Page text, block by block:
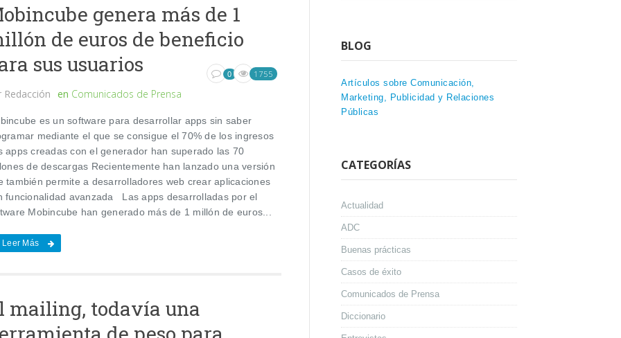
genera más de 1
de euros de beneficio
sus usuarios
Redacción en Comunicados de Prensa
0 1755
es un software para desarrollar apps sin saber
mediante el que se consigue el 70% de los ingresos
apps creadas con el generador han superado las 70
de descargas Recientemente han lanzado una versión
también permite a desarrolladores web crear aplicaciones
funcionalidad avanzada Las apps desarrolladas por el
Mobincube han generado más de 1 millón de euros...
Leer Más
mailing, todavía una
BLOG
Artículos sobre Comunicación,
Marketing, Publicidad y Relaciones
Públicas
CATEGORÍAS
Actualidad
ADC
Buenas prácticas
Casos de éxito
Comunicados de Prensa
Diccionario